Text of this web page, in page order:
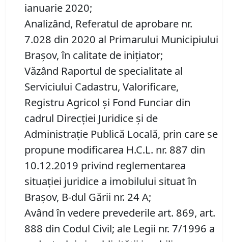
ianuarie 2020;
Analizând, Referatul de aprobare nr.
7.028 din 2020 al Primarului Municipiului
Brașov, în calitate de inițiator;
Văzând Raportul de specialitate al
Serviciului Cadastru, Valorificare,
Registru Agricol şi Fond Funciar din
cadrul Direcţiei Juridice şi de
Administraţie Publică Locală, prin care se
propune modificarea H.C.L. nr. 887 din
10.12.2019 privind reglementarea
situației juridice a imobilului situat în
Brașov, B-dul Gării nr. 24 A;
Având în vedere prevederile art. 869, art.
888 din Codul Civil; ale Legii nr. 7/1996 a